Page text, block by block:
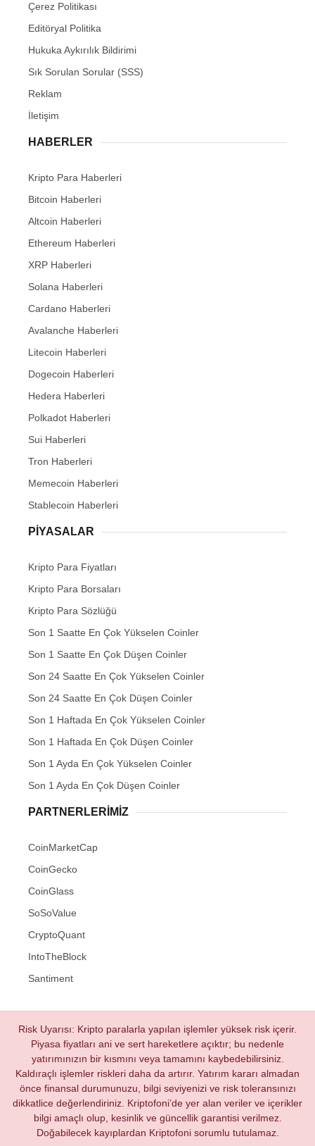
Çerez Politikası
Editöryal Politika
Hukuka Aykırılık Bildirimi
Sık Sorulan Sorular (SSS)
Reklam
İletişim
HABERLER
Kripto Para Haberleri
Bitcoin Haberleri
Altcoin Haberleri
Ethereum Haberleri
XRP Haberleri
Solana Haberleri
Cardano Haberleri
Avalanche Haberleri
Litecoin Haberleri
Dogecoin Haberleri
Hedera Haberleri
Polkadot Haberleri
Sui Haberleri
Tron Haberleri
Memecoin Haberleri
Stablecoin Haberleri
PIYASALAR
Kripto Para Fiyatları
Kripto Para Borsaları
Kripto Para Sözlüğü
Son 1 Saatte En Çok Yükselen Coinler
Son 1 Saatte En Çok Düşen Coinler
Son 24 Saatte En Çok Yükselen Coinler
Son 24 Saatte En Çok Düşen Coinler
Son 1 Haftada En Çok Yükselen Coinler
Son 1 Haftada En Çok Düşen Coinler
Son 1 Ayda En Çok Yükselen Coinler
Son 1 Ayda En Çok Düşen Coinler
PARTNERLERIMIZ
CoinMarketCap
CoinGecko
CoinGlass
SoSoValue
CryptoQuant
IntoTheBlock
Santiment
Risk Uyarısı: Kripto paralarla yapılan işlemler yüksek risk içerir.
Piyasa fiyatları ani ve sert hareketlere açıktır; bu nedenle
yatırımınızın bir kısmını veya tamamını kaybedebilirsiniz.
Kaldıraçlı işlemler riskleri daha da artırır. Yatırım kararı almadan
önce finansal durumunuzu, bilgi seviyenizi ve risk toleransınızı
dikkatlice değerlendiriniz. Kriptofoni’de yer alan veriler ve içerikler
bilgi amaçlı olup, kesinlik ve güncellik garantisi verilmez.
Doğabilecek kayıplardan Kriptofoni sorumlu tutulamaz.